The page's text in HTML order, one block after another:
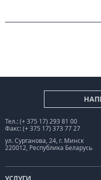
Тел.: (+ 375 17) 293 81 00
Факс: (+ 375 17) 373 77 27
ул. Сурганова, 24, г. Минск
220012, Республика Беларусь